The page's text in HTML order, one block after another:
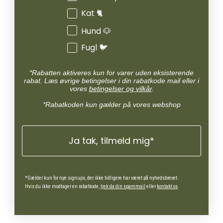
Kat 🐈
Hund 🐶
Fugl 🐦
*Rabatten aktiveres kun for varer uden eksisterende
rabat. Læs øvrige betingelser i din rabatkode mail eller i
vores betingelser og vilkår.
*Rabatkoden kun gælder på vores webshop
Ja tak, tilmeld mig*
*Gælder kun for nye signups, der ikke tidligere har været på nyhedsbrevet.
Hvis du ikke modtager en rabatkode, tjek da din spammail ellerkontakt os